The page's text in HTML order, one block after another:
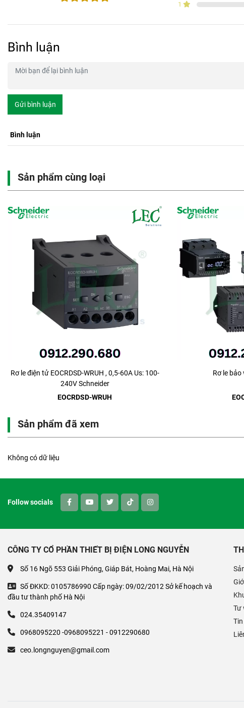
1
Bình luận
Gửi bình luận
Bình luận
Sản phẩm cùng loại
Rơ le điện tử EOCRDSD-WRUH , 0,5-60A Us: 100-
240V Schneider
EOCRDSD-WRUH
Rơ le bảo
Sản phẩm đã xem
Không có dữ liệu
Follow socials
CÔNG TY CỔ PHẦN THIẾT BỊ ĐIỆN LONG NGUYỄN
Số 16 Ngõ 553 Giải Phóng, Giáp Bát, Hoàng Mai, Hà Nội
Số ĐKKD: 0105786990 Cấp ngày: 09/02/2012 Sở kế hoạch và
đầu tư thành phố Hà Nội
024.35409147
0968095220 -0968095221 - 0912290680
ceo.longnguyen@gmail.com
Tư